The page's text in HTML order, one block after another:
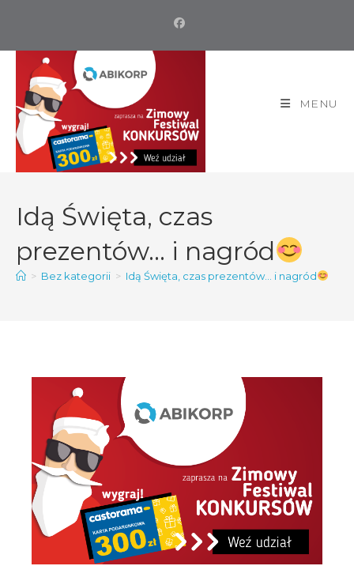
MENU
Idą Święta, czas
prezentów… i nagród
> Bez kategorii > Idą Święta, czas prezentów… i nagród